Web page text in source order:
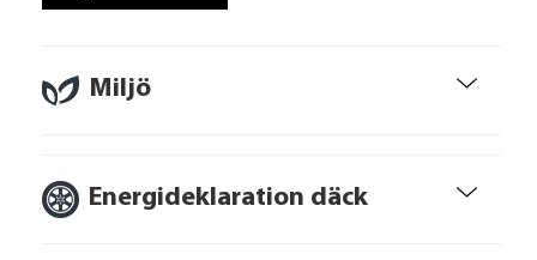
Miljö
Energideklaration däck
Ränta